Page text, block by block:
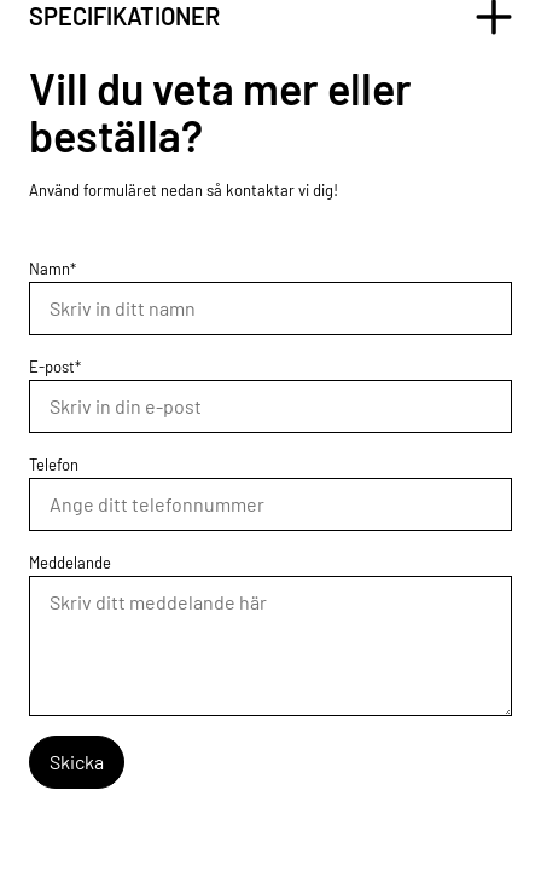
SPECIFIKATIONER
Vill du veta mer eller
beställa?
Använd formuläret nedan så kontaktar vi dig!
Namn*
E-post*
Telefon
Meddelande